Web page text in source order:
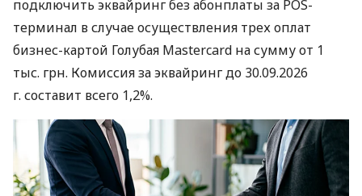
подключить эквайринг без абонплаты за POS-
терминал в случае осуществления трех оплат
бизнес-картой Голубая Mastercard на сумму от 1
тыс. грн. Комиссия за эквайринг до 30.09.2026
г. составит всего 1,2%.